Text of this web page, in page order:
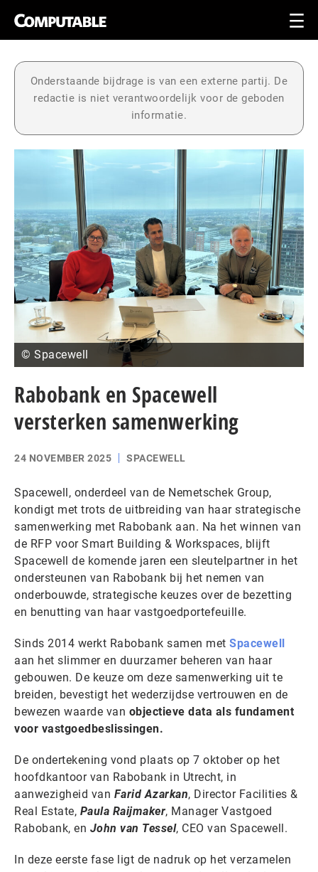
Onderstaande bijdrage is van een externe partij. De
redactie is niet verantwoordelijk voor de geboden
informatie.
© Spacewell
Rabobank en Spacewell
versterken samenwerking
24 NOVEMBER 2025 SPACEWELL
Spacewell, onderdeel van de Nemetschek Group,
kondigt met trots de uitbreiding van haar strategische
samenwerking met Rabobank aan. Na het winnen van
de RFP voor Smart Building & Workspaces, blijft
Spacewell de komende jaren een sleutelpartner in het
ondersteunen van Rabobank bij het nemen van
onderbouwde, strategische keuzes over de bezetting
en benutting van haar vastgoedportefeuille.
Sinds 2014 werkt Rabobank samen met Spacewell
aan het slimmer en duurzamer beheren van haar
gebouwen. De keuze om deze samenwerking uit te
breiden, bevestigt het wederzijdse vertrouwen en de
bewezen waarde van objectieve data als fundament
voor vastgoedbeslissingen.
De ondertekening vond plaats op 7 oktober op het
hoofdkantoor van Rabobank in Utrecht, in
aanwezigheid van Farid Azarkan, Director Facilities &
Real Estate, Paula Raijmaker, Manager Vastgoed
Rabobank, en John van Tessel, CEO van Spacewell.
In deze eerste fase ligt de nadruk op het verzamelen